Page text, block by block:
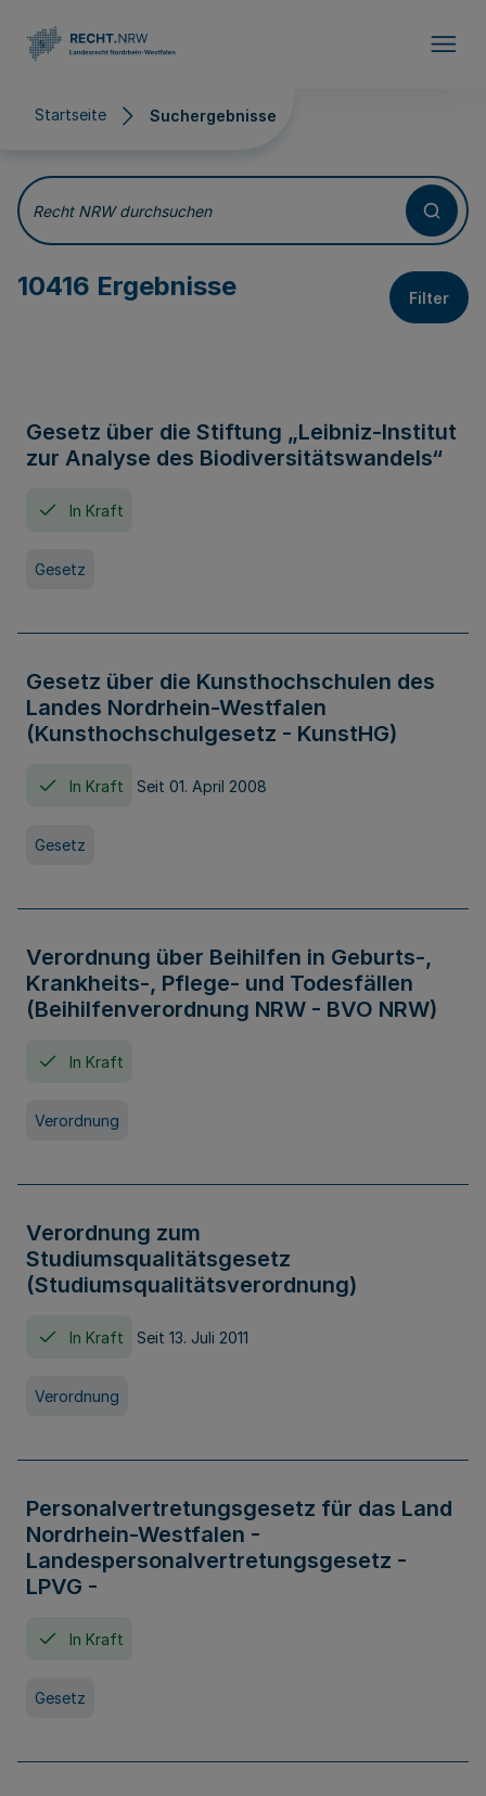
Startseite Suchergebnisse
Suchergebnisse
Recht NRW durchsuchen
10416 Ergebnisse Filter
Gesetz über die Stiftung „Leibniz-Institut
zur Analyse des Biodiversitätswandels“
In Kraft
Gesetz
Gesetz über die Kunsthochschulen des
Landes Nordrhein-Westfalen
(Kunsthochschulgesetz - KunstHG)
In Kraft Seit 01. April 2008
Gesetz
Verordnung über Beihilfen in Geburts-,
Krankheits-, Pflege- und Todesfällen
(Beihilfenverordnung NRW - BVO NRW)
In Kraft
Verordnung
Verordnung zum
Studiumsqualitätsgesetz
(Studiumsqualitätsverordnung)
In Kraft Seit 13. Juli 2011
Verordnung
Personalvertretungsgesetz für das Land
Nordrhein-Westfalen -
Landespersonalvertretungsgesetz -
LPVG -
In Kraft
Gesetz